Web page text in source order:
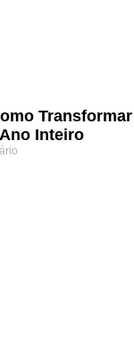
Inteiro